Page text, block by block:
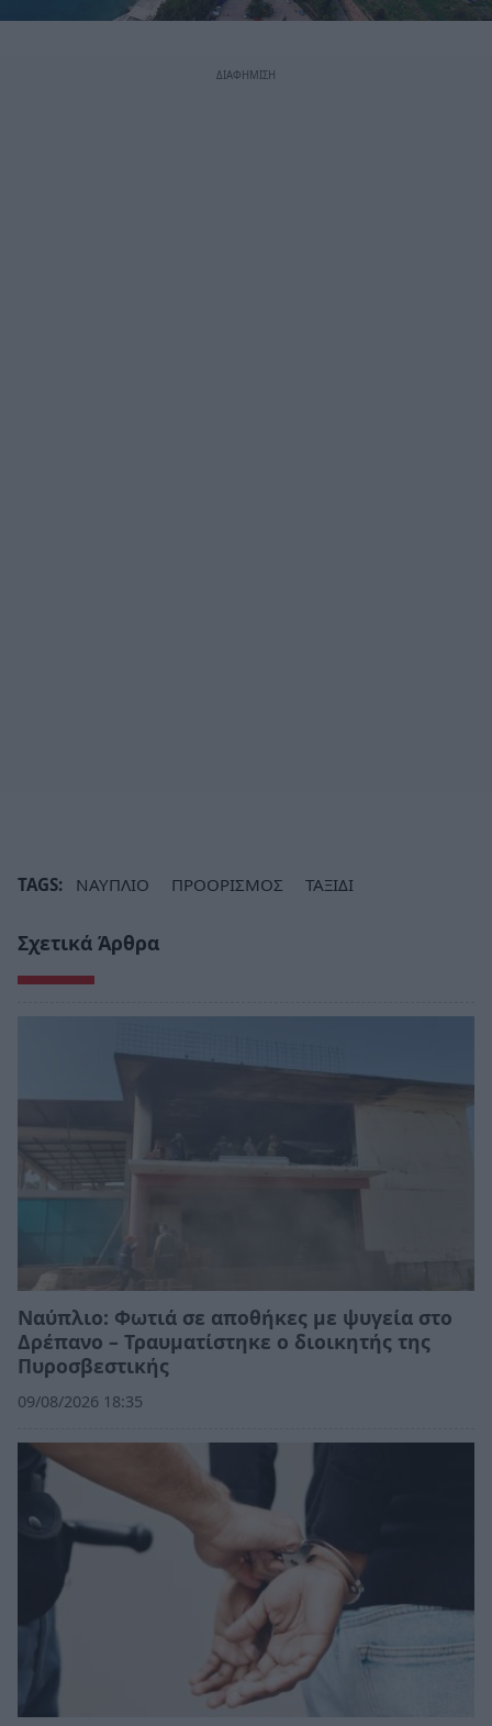
TAGS: ΝΑΥΠΛΙΟ ΠΡΟΟΡΙΣΜΟΣ ΤΑΞΙΔΙ
Σχετικά Άρθρα
Ναύπλιο: Φωτιά σε αποθήκες με ψυγεία στο
Δρέπανο – Τραυματίστηκε ο διοικητής της
Πυροσβεστικής
09/08/2026 18:35